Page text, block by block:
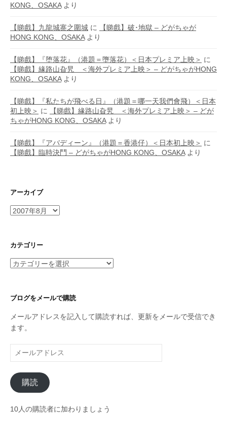
KONG、OSAKAより
【睇戲】九龍城寨之圍城 に
【睇戲】破･地獄 – どがちゃが
HONG KONG、OSAKAより
【睇戲】『堕落花』（港題＝墮落花）＜日本プレミア上映＞ に
【睇戲】緣路山旮旯 ＜海外プレミア上映＞ – どがちゃがHONG
KONG、OSAKAより
【睇戲】『私たちが飛べる日』（港題＝哪一天我們會飛）＜日本
初上映＞ に
【睇戲】緣路山旮旯 ＜海外プレミア上映＞ – どが
ちゃがHONG KONG、OSAKAより
【睇戲】『アバディーン』（港題＝香港仔）＜日本初上映＞ に
【睇戲】臨時決鬥 – どがちゃがHONG KONG、OSAKAより
アーカイブ
ア
イ
カテゴリー
カ
リ
ブログをメールで購読
メールアドレスを記入して購読すれば、更新をメールで受信でき
ます。
ー
ル
ア
ド
レ
購読
10人の購読者に加わりましょう